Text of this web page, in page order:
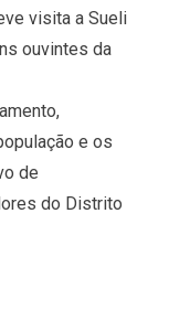
visita a Sueli
ouvintes da
e os
de
do Distrito